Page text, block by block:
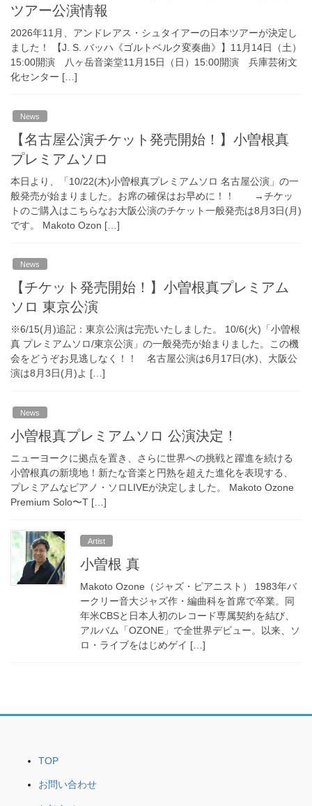
ツアー公演情報
2026年11月、アンドレアス・シュタイアーの日本ツアーが決定し
ました！ 【J. S. バッハ《ゴルトベルク変奏曲》】11月14日（土）
15:00開演 八ヶ岳音楽堂11月15日（日）15:00開演 兵庫芸術文
化センター […]
News
【名古屋公演チケット発売開始！】小曽根真
プレミアムソロ
本日より、「10/22(木)小曽根真プレミアムソロ 名古屋公演」の一
般発売が始まりました。お席の確保はお早めに！！ →チケッ
トのご購入はこちらなお大阪公演のチケット一般発売は8月3日(月)
です。 Makoto Ozon […]
News
【チケット発売開始！】小曽根真プレミアム
ソロ 東京公演
※6/15(月)追記：東京公演は完売いたしました。 10/6(火)「小曽根
真 プレミアムソロ/東京公演」の一般発売が始まりました。この機
会をどうぞお見逃しなく！！ 名古屋公演は6月17日(水)、大阪公
演は8月3日(月)よ […]
News
小曽根真プレミアムソロ 公演決定！
ニューヨークに拠点を置き、さらに世界への挑戦と躍進を続ける
小曽根真の新境地！新たな音楽と円熟を超えた進化を表現する、
プレミアムなピアノ・ソロLIVEが決定しました。 Makoto Ozone
Premium Solo〜T […]
Artist
小曽根 真
Makoto Ozone（ジャズ・ピアニスト） 1983年バ
ークリー音大ジャズ作・編曲科を首席で卒業。同
年米CBSと日本人初のレコード専属契約を結び、
アルバム「OZONE」で全世界デビュー。以来、ソ
ロ・ライブをはじめゲイ […]
TOP
お問い合わせ